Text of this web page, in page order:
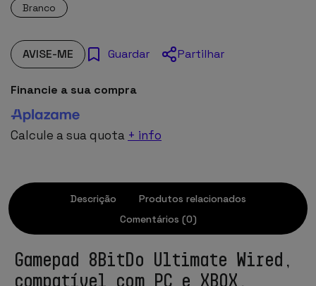
Branco
AVISE-ME Guardar Partilhar
Financie a sua compra
Calcule a sua quota + info
Descrição
Produtos relacionados
Comentários (0)
Gamepad 8BitDo Ultimate Wired,
compatível com PC e XBOX,